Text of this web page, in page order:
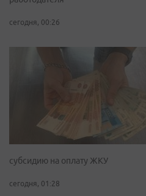
сегодня, 00:26
субсидию на оплату ЖКУ
сегодня, 01:28